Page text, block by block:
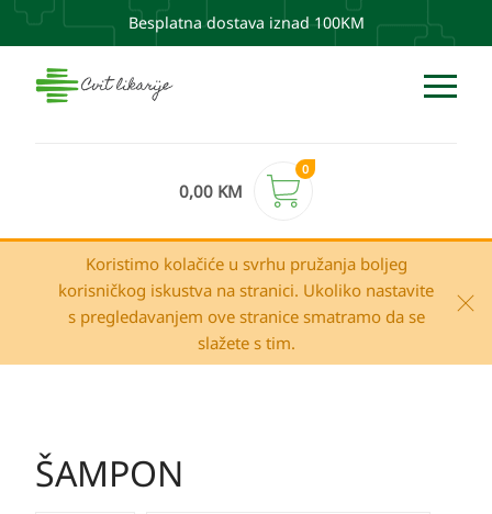
Besplatna dostava iznad 100KM
0,00 KM
0
Koristimo kolačiće u svrhu pružanja boljeg
korisničkog iskustva na stranici. Ukoliko nastavite
s pregledavanjem ove stranice smatramo da se
slažete s tim.
ŠAMPON